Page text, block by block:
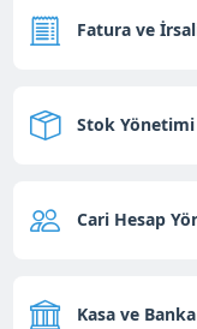
Fatura ve
Stok Yönetimi
Cari Hesap
Kasa ve Banka